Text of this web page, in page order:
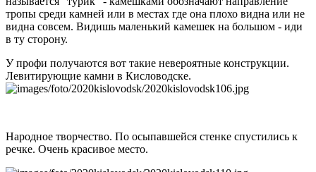
тропы среди камней или в местах где она плохо видна или не
видна совсем. Видишь маленький камешек на большом - иди
в ту сторону.
У профи получаются вот такие невероятные конструкции.
Левитирующие камни в Кисловодске.
Народное творчество. По осыпавшейся стенке спустились к
речке. Очень красивое место.